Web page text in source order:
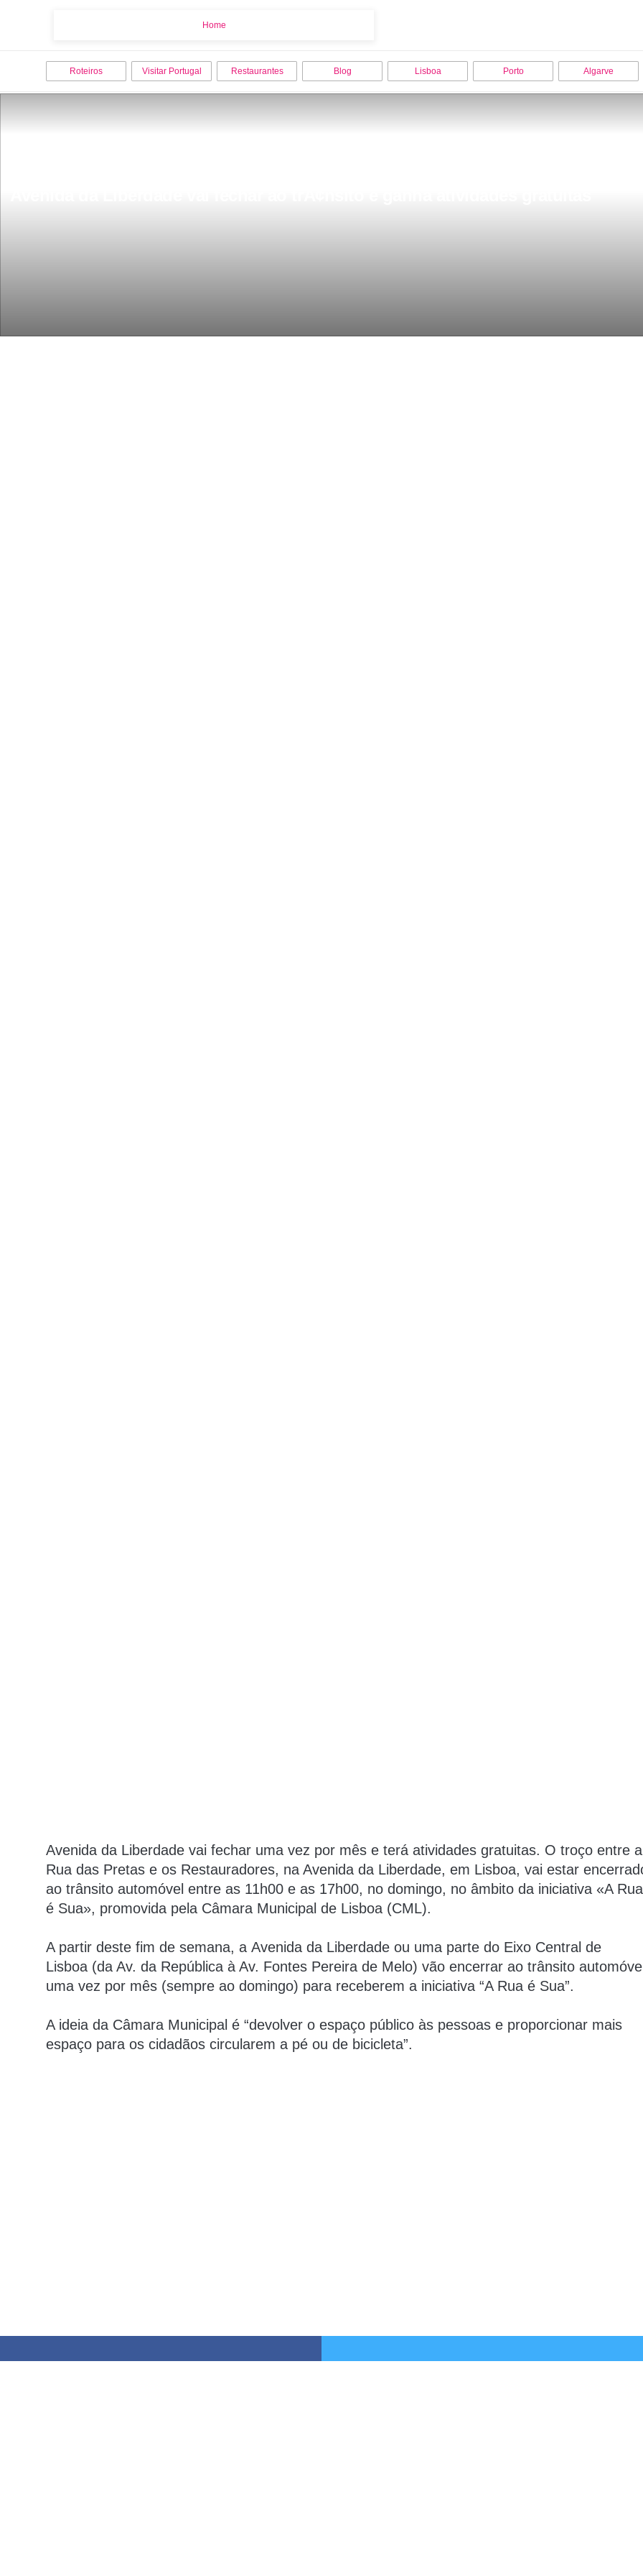
Home
Roteiros Visitar Portugal Restaurantes Blog Lisboa Porto Algarve
Avenida da Liberdade vai fechar uma vez por mês e terá atividades gratuitas. O troço entre a
Rua das Pretas e os Restauradores, na Avenida da Liberdade, em Lisboa, vai estar
ao trânsito automóvel entre as 11h00 e as 17h00, no domingo, no âmbito da iniciativa «A Rua
é Sua», promovida pela Câmara Municipal de Lisboa (CML).
A partir deste fim de semana, a Avenida da Liberdade ou uma parte do Eixo Central de
Lisboa (da Av. da República à Av. Fontes Pereira de Melo) vão encerrar ao trânsito
uma vez por mês (sempre ao domingo) para receberem a iniciativa “A Rua é Sua”.
A ideia da Câmara Municipal é “devolver o espaço público às pessoas e proporcionar mais
espaço para os cidadãos circularem a pé ou de bicicleta”.